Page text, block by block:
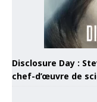
Disclosure Day :
chef-d’œuvre de